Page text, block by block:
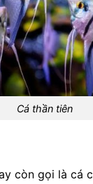
Cá thần tiên
còn gọi là cá